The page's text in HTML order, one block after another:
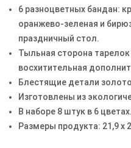
6 разноцветных бандан:
оранжево-зеленая и
праздничный стол.
Тыльная сторона
восхитительная
Блестящие детали
Изготовлены из
В наборе 8 штук в 6 цветах.
Размеры продукта: 21,9 х